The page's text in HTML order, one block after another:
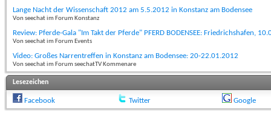
Lange Nacht der Wissenschaft 2012 am 5.5.2012 in Konstanz am Bodensee
Von seechat im Forum Konstanz
Review: Pferde-Gala "Im Takt der Pferde" PFERD BODENSEE: Friedrichshafen,
Von seechat im Forum Events
Video: Großes Narrentreffen in Konstanz am Bodensee: 20-22.01.2012
Von seechat im Forum seechatTV Kommenare
Lesezeichen
Facebook Twitter Google